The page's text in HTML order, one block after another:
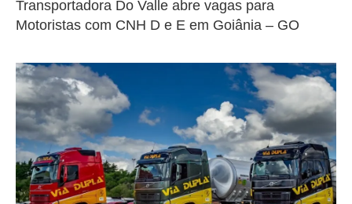
Transportadora Do Valle abre vagas para
Motoristas com CNH D e E em Goiânia – GO